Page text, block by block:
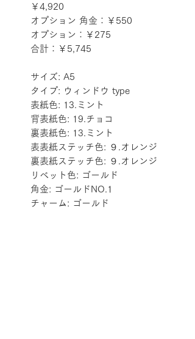
￥4,920
オプション 角金：￥550
オプション：￥275
合計：￥5,745
サイズ: A5
タイプ: ウィンドウ type
表紙色: 13.ミント
背表紙色: 19.チョコ
裏表紙色: 13.ミント
表表紙ステッチ色: ９.オレンジ
裏表紙ステッチ色: ９.オレンジ
リベット色: ゴールド
角金: ゴールドNO.1
チャーム: ゴールド